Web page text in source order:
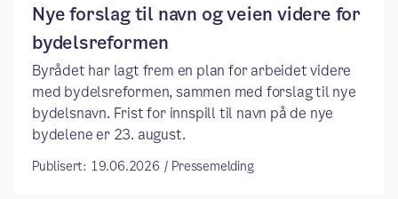
Nye forslag til navn og veien videre for
bydelsreformen
Byrådet har lagt frem en plan for arbeidet videre
med bydelsreformen, sammen med forslag til nye
bydelsnavn. Frist for innspill til navn på de nye
bydelene er 23. august.
Publisert: 19.06.2026 / Pressemelding